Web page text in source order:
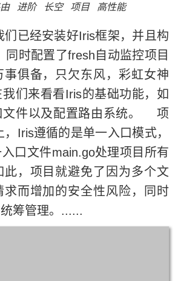
进阶 长空 项目 高性能
已经安装好Iris框架，并且构
同时配置了fresh自动监控项目
事俱备，只欠东风，彩虹女神
们来看看Iris的基础功能，如
文件以及配置路由系统。 项
Iris遵循的是单一入口模式，
口文件main.go处理项目所有
此，项目就避免了因为多个文
求而增加的安全性风险，同时
筹管理。......